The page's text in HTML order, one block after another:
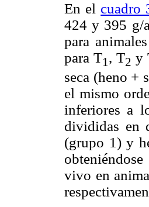
En el cuadro
424 y 395 g/
para
para T1 , T2 y
seca (heno +
el mismo
inferiores a
divididas en
(grupo 1) y
vivo en